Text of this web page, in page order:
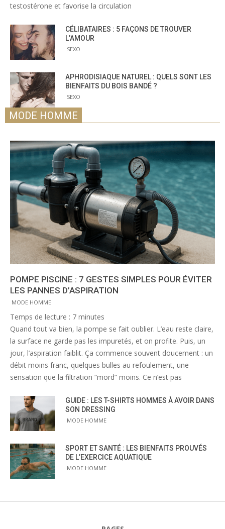
testostérone et favorise la circulation
CÉLIBATAIRES : 5 FAÇONS DE TROUVER
L’AMOUR
SEXO
APHRODISIAQUE NATUREL : QUELS SONT LES
BIENFAITS DU BOIS BANDÉ ?
SEXO
MODE HOMME
POMPE PISCINE : 7 GESTES SIMPLES POUR ÉVITER
LES PANNES D’ASPIRATION
MODE HOMME
Temps de lecture : 7 minutes
Quand tout va bien, la pompe se fait oublier. L’eau reste claire,
la surface ne garde pas les impuretés, et on profite. Puis, un
jour, l’aspiration faiblit. Ça commence souvent doucement : un
débit moins franc, quelques bulles au refoulement, une
sensation que la filtration “mord” moins. Ce n’est pas
GUIDE : LES T-SHIRTS HOMMES À AVOIR DANS
SON DRESSING
MODE HOMME
SPORT ET SANTÉ : LES BIENFAITS PROUVÉS
DE L’EXERCICE AQUATIQUE
MODE HOMME